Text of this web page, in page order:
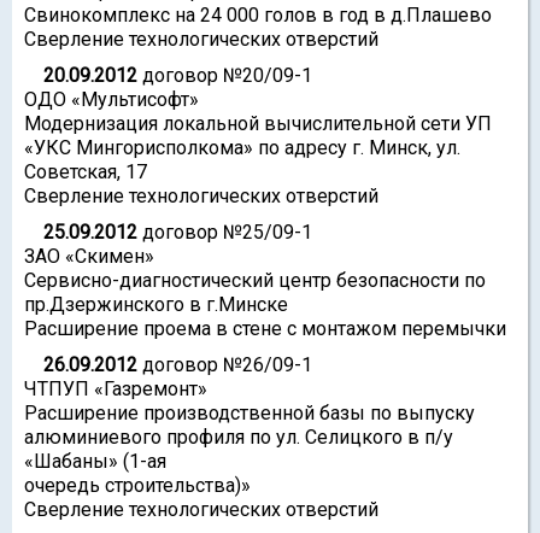
Свинокомплекс на 24 000 голов в год в д.Плашево
Сверление технологических отверстий
20.09.2012 договор №20/09-1
ОДО «Мультисофт»
Модернизация локальной вычислительной сети УП
«УКС Мингорисполкома» по адресу г. Минск, ул.
Советская, 17
Сверление технологических отверстий
25.09.2012 договор №25/09-1
ЗАО «Скимен»
Сервисно-диагностический центр безопасности по
пр.Дзержинского в г.Минске
Расширение проема в стене с монтажом перемычки
26.09.2012 договор №26/09-1
ЧТПУП «Газремонт»
Расширение производственной базы по выпуску
алюминиевого профиля по ул. Селицкого в п/у
«Шабаны» (1-ая
очередь строительства)»
Сверление технологических отверстий